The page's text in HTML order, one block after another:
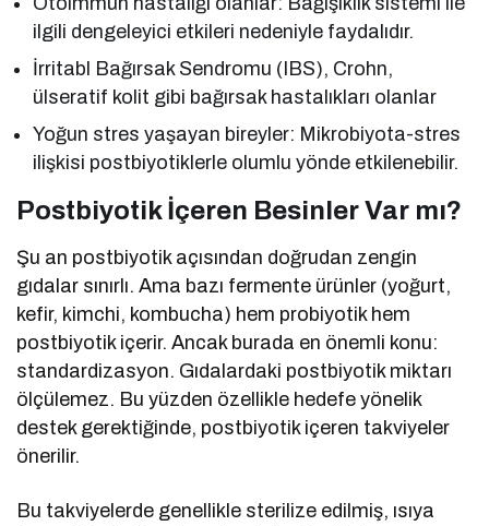
ilgili dengeleyici etkileri nedeniyle faydalıdır.
İrritabl Bağırsak Sendromu (IBS), Crohn,
ülseratif kolit gibi bağırsak hastalıkları olanlar
Yoğun stres yaşayan bireyler: Mikrobiyota-stres
ilişkisi postbiyotiklerle olumlu yönde etkilenebilir.
Postbiyotik İçeren Besinler Var mı?
Şu an postbiyotik açısından doğrudan zengin
gıdalar sınırlı. Ama bazı fermente ürünler (yoğurt,
kefir, kimchi, kombucha) hem probiyotik hem
postbiyotik içerir. Ancak burada en önemli konu:
standardizasyon. Gıdalardaki postbiyotik miktarı
ölçülemez. Bu yüzden özellikle hedefe yönelik
destek gerektiğinde, postbiyotik içeren takviyeler
önerilir.
Bu takviyelerde genellikle sterilize edilmiş, ısıya